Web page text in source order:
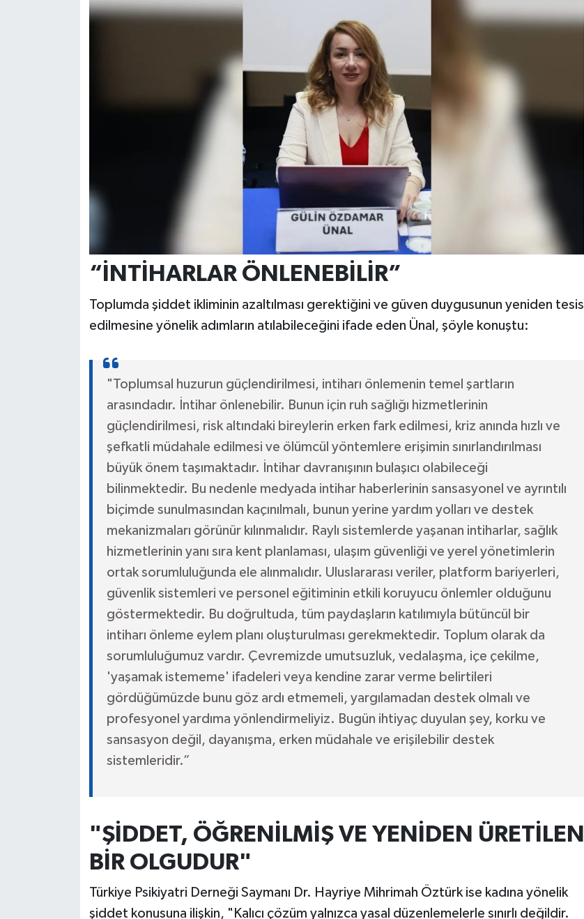
“İNTİHARLAR ÖNLENEBİLİR”
Toplumda şiddet ikliminin azaltılması gerektiğini ve güven duygusunun yeniden tesis
edilmesine yönelik adımların atılabileceğini ifade eden Ünal, şöyle konuştu:
"Toplumsal huzurun güçlendirilmesi, intiharı önlemenin temel şartların
arasındadır. İntihar önlenebilir. Bunun için ruh sağlığı hizmetlerinin
güçlendirilmesi, risk altındaki bireylerin erken fark edilmesi, kriz anında hızlı ve
şefkatli müdahale edilmesi ve ölümcül yöntemlere erişimin sınırlandırılması
büyük önem taşımaktadır. İntihar davranışının bulaşıcı olabileceği
bilinmektedir. Bu nedenle medyada intihar haberlerinin sansasyonel ve ayrıntılı
biçimde sunulmasından kaçınılmalı, bunun yerine yardım yolları ve destek
mekanizmaları görünür kılınmalıdır. Raylı sistemlerde yaşanan intiharlar, sağlık
hizmetlerinin yanı sıra kent planlaması, ulaşım güvenliği ve yerel yönetimlerin
ortak sorumluluğunda ele alınmalıdır. Uluslararası veriler, platform bariyerleri,
güvenlik sistemleri ve personel eğitiminin etkili koruyucu önlemler olduğunu
göstermektedir. Bu doğrultuda, tüm paydaşların katılımıyla bütüncül bir
intiharı önleme eylem planı oluşturulması gerekmektedir. Toplum olarak da
sorumluluğumuz vardır. Çevremizde umutsuzluk, vedalaşma, içe çekilme,
'yaşamak istememe' ifadeleri veya kendine zarar verme belirtileri
gördüğümüzde bunu göz ardı etmemeli, yargılamadan destek olmalı ve
profesyonel yardıma yönlendirmeliyiz. Bugün ihtiyaç duyulan şey, korku ve
sansasyon değil, dayanışma, erken müdahale ve erişilebilir destek
sistemleridir.”
"ŞİDDET, ÖĞRENİLMİŞ VE YENİDEN ÜRETİLEN
BİR OLGUDUR"
Türkiye Psikiyatri Derneği Saymanı Dr. Hayriye Mihrimah Öztürk ise kadına yönelik
şiddet konusuna ilişkin, "Kalıcı çözüm yalnızca yasal düzenlemelerle sınırlı değildir.